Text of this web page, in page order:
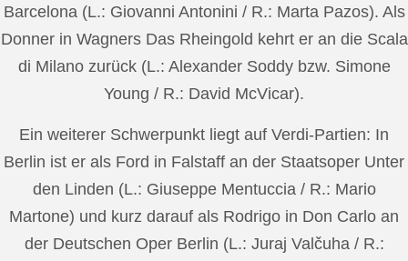
Barcelona (L.: Giovanni Antonini / R.: Marta Pazos). Als
Donner in Wagners Das Rheingold kehrt er an die Scala
di Milano zurück (L.: Alexander Soddy bzw. Simone
Young / R.: David McVicar).
Ein weiterer Schwerpunkt liegt auf Verdi-Partien: In
Berlin ist er als Ford in Falstaff an der Staatsoper Unter
den Linden (L.: Giuseppe Mentuccia / R.: Mario
Martone) und kurz darauf als Rodrigo in Don Carlo an
der Deutschen Oper Berlin (L.: Juraj Valčuha / R.: